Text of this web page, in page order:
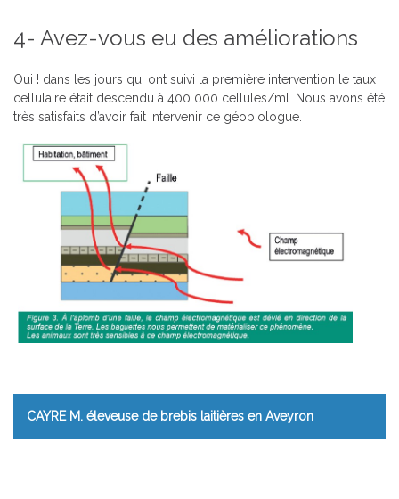
4- Avez-vous eu des améliorations
Oui ! dans les jours qui ont suivi la première intervention le taux
cellulaire était descendu à 400 000 cellules/ml. Nous avons été
très satisfaits d’avoir fait intervenir ce géobiologue.
CAYRE M. éleveuse de brebis laitières en Aveyron